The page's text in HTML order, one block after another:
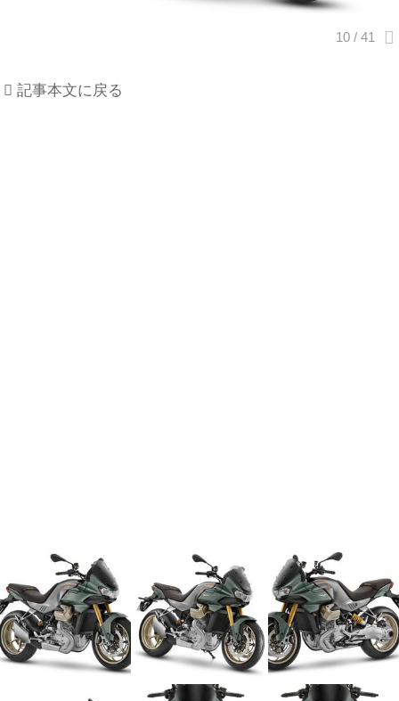
記事本文に戻る